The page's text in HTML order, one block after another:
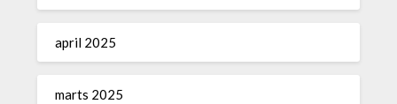
april 2025
marts 2025